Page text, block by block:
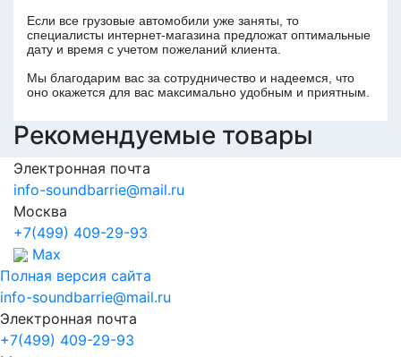
Если все грузовые автомобили уже заняты, то
специалисты интернет-магазина предложат оптимальные
дату и время с учетом пожеланий клиента.
Мы благодарим вас за сотрудничество и надеемся, что
оно окажется для вас максимально удобным и приятным.
Рекомендуемые товары
Электронная почта
info-soundbarrie@mail.ru
Москва
+7(499) 409-29-93
Max
Полная версия сайта
info-soundbarrie@mail.ru
Электронная почта
+7(499) 409-29-93